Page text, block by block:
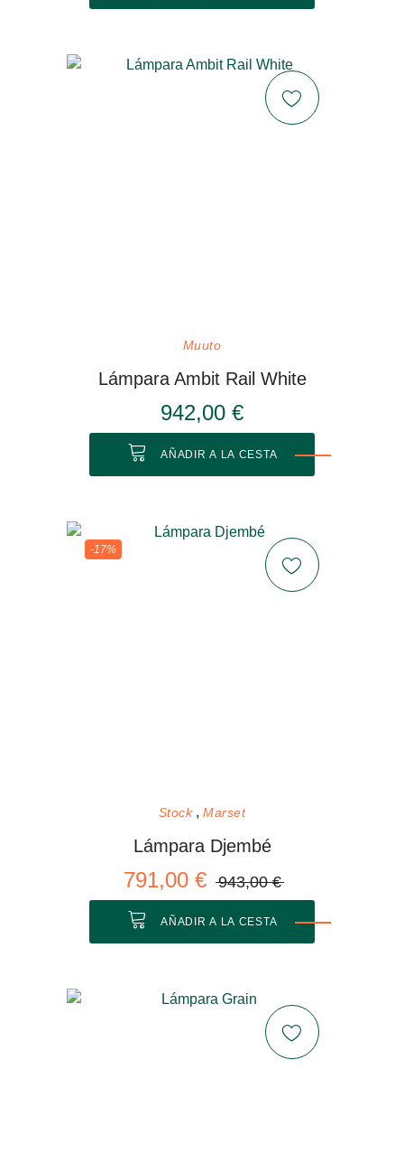
Muuto
Lámpara Ambit Rail White
942,00 €
AÑADIR A LA CESTA
-17%
Stock Marset
Lámpara Djembé
791,00 € 943,00 €
AÑADIR A LA CESTA